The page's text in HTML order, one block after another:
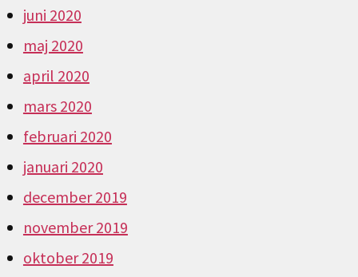
juni 2020
maj 2020
april 2020
mars 2020
februari 2020
januari 2020
december 2019
november 2019
oktober 2019